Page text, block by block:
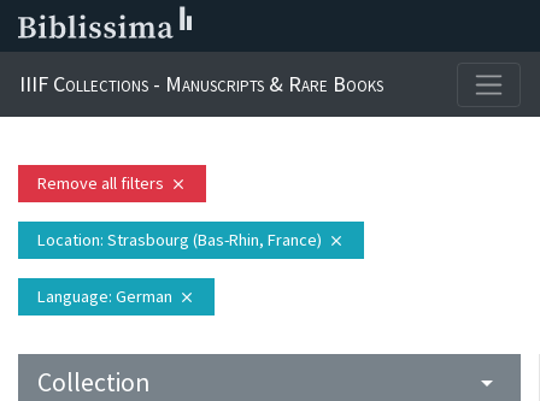
IIIF Collections - Manuscripts & Rare Books
Remove all filters close
Location: Strasbourg (Bas-Rhin, France) close
Language: German close
Collection arrow_drop_down